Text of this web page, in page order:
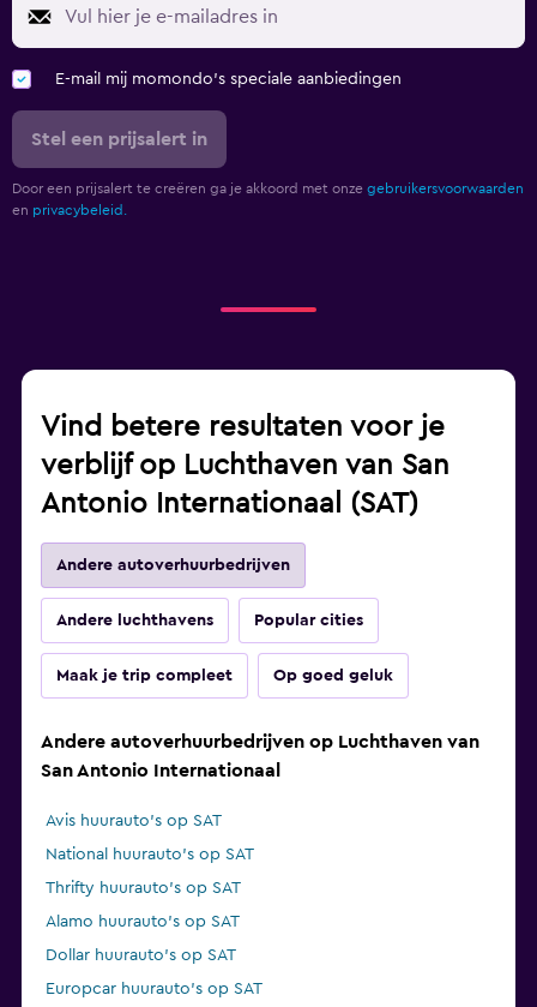
E-mail mij momondo's speciale aanbiedingen
Stel een prijsalert in
Door een prijsalert te creëren ga je akkoord met onze gebruikersvoorwaarden
en privacybeleid.
Vind betere resultaten voor je
verblijf op Luchthaven van San
Antonio Internationaal (SAT)
Andere autoverhuurbedrijven
Andere luchthavens Popular cities
Maak je trip compleet Op goed geluk
Andere autoverhuurbedrijven op Luchthaven van
San Antonio Internationaal
Avis huurauto's op SAT
National huurauto's op SAT
Thrifty huurauto's op SAT
Alamo huurauto's op SAT
Dollar huurauto's op SAT
Europcar huurauto's op SAT